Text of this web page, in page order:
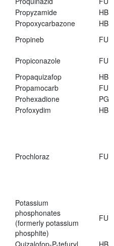
Propyzamide
HB
Propoxycarbazone
HB
Propineb
FU
Propiconazole FU
Propaquizafop
HB
Propamocarb
FU
Prohexadione
PG
Profoxydim
HB
Prochloraz FU
Potassium
phosphonates
(formerly potassium
phosphite)
FU